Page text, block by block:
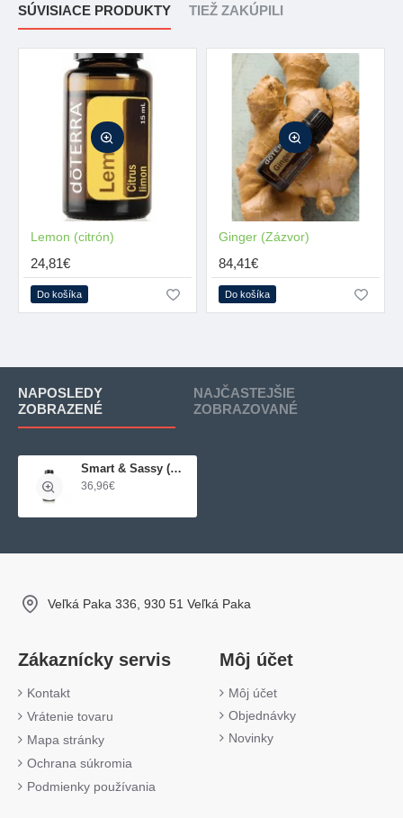
SÚVISIACE PRODUKTY TIEŽ ZAKÚPILI
Lemon (citrón)
24,81€
Do košíka
Ginger (Zázvor)
84,41€
Do košíka
NAPOSLEDY
ZOBRAZENÉ
NAJČASTEJŠIE
ZOBRAZOVANÉ
Smart & Sassy (metabolická zmes)
36,96€
Veľká Paka 336, 930 51 Veľká Paka
Zákaznícky servis
Kontakt
Vrátenie tovaru
Mapa stránky
Ochrana súkromia
Podmienky používania
Môj účet
Môj účet
Objednávky
Novinky